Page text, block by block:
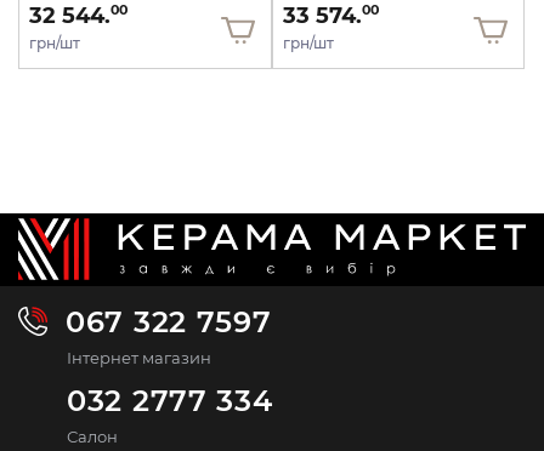
32 544.00
грн/шт
33 574.00
грн/шт
067 322 7597
Інтернет магазин
032 2777 334
Салон